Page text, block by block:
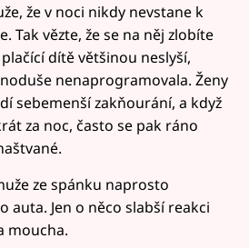
že v noci nikdy nevstane k
Tak vězte, že se na něj zlobíte
dítě většinou neslyší,
nenaprogramovala. Ženy
sebemenší zakňourání, a když
za noc, často se pak ráno
ze spánku naprosto
auta. Jen o něco slabší reakci
moucha.